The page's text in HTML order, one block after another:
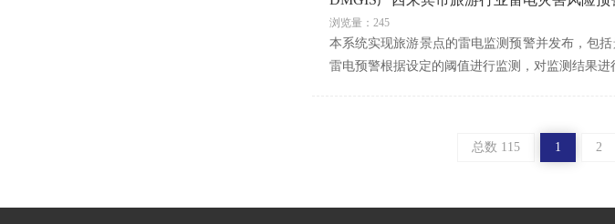
浏览量：245
本系统实现旅游景点的雷电监测预警并发布，包
雷电预警根据设定的阈值进行监测，对监测结果进
总数 115 1 2